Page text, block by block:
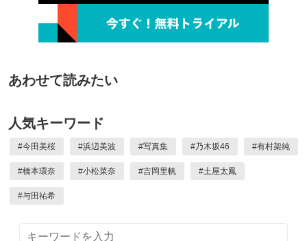
あわせて読みたい
人気キーワード
#今田美桜 #浜辺美波 #写真集 #乃木坂46 #有村架純
#橋本環奈 #小松菜奈 #吉岡里帆 #土屋太鳳
#与田祐希